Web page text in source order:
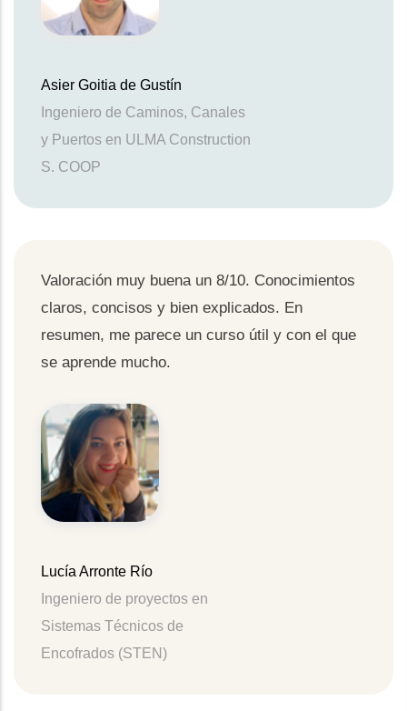
Asier Goitia de Gustín
Ingeniero de Caminos, Canales
y Puertos en ULMA Construction
S. COOP
Valoración muy buena un 8/10. Conocimientos
claros, concisos y bien explicados. En
resumen, me parece un curso útil y con el que
se aprende mucho.
Lucía Arronte Río
Ingeniero de proyectos en
Sistemas Técnicos de
Encofrados (STEN)